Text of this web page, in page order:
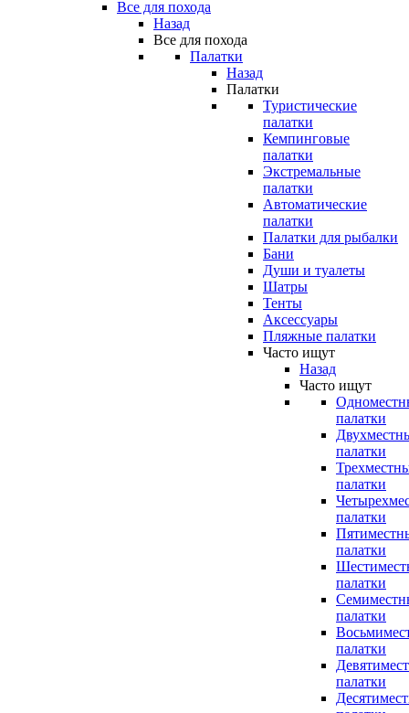
Все для похода
Назад
Все для похода
Палатки
Назад
Палатки
Туристические
палатки
Кемпинговые
палатки
Экстремальные
палатки
Автоматические
палатки
Палатки для рыбалки
Бани
Души и туалеты
Шатры
Тенты
Аксессуары
Пляжные палатки
Часто ищут
Назад
Часто ищут
палатки
палатки
палатки
палатки
палатки
палатки
палатки
палатки
палатки